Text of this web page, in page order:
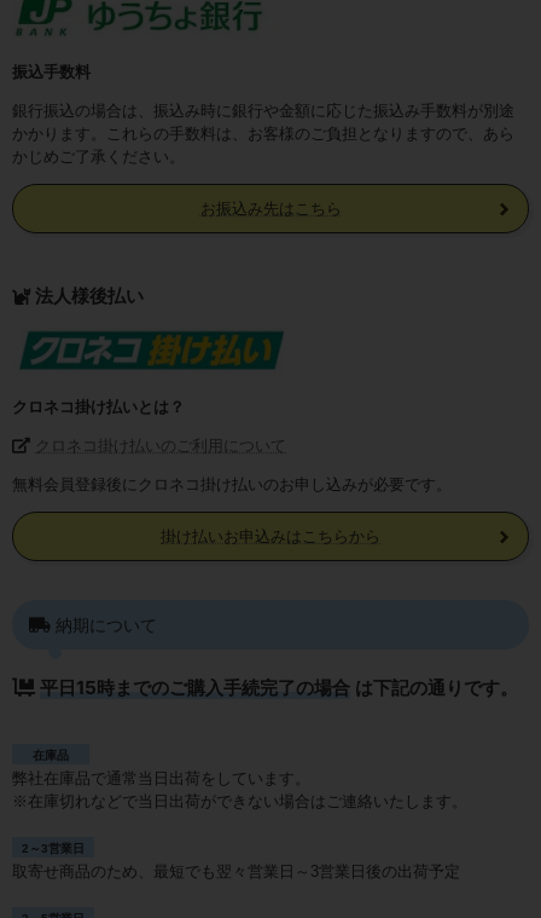
振込手数料
銀行振込の場合は、振込み時に銀行や金額に応じた振込み手数料が別途
かかります。これらの手数料は、お客様のご負担となりますので、あら
かじめご了承ください。
お振込み先はこちら
法人様後払い
クロネコ掛け払いとは？
クロネコ掛け払いのご利用について
無料会員登録後にクロネコ掛け払いのお申し込みが必要です。
掛け払いお申込みはこちらから
納期について
平日15時までのご購入手続完了の場合 は下記の通りです。
在庫品
弊社在庫品で通常当日出荷をしています。
※在庫切れなどで当日出荷ができない場合はご連絡いたします。
2～3営業日
取寄せ商品のため、最短でも翌々営業日～3営業日後の出荷予定